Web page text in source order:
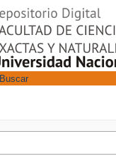
Buscar